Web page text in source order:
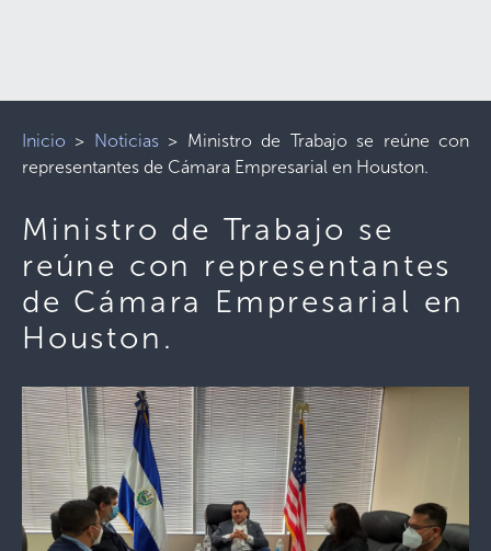
Inicio > Noticias> Ministro de Trabajo se reúne con
representantes de Cámara Empresarial en Houston.
Ministro de Trabajo se
reúne con representantes
de Cámara Empresarial en
Houston.